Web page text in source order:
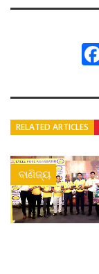
RELATED ARTICLES
ବାଣିଜ୍ୟ